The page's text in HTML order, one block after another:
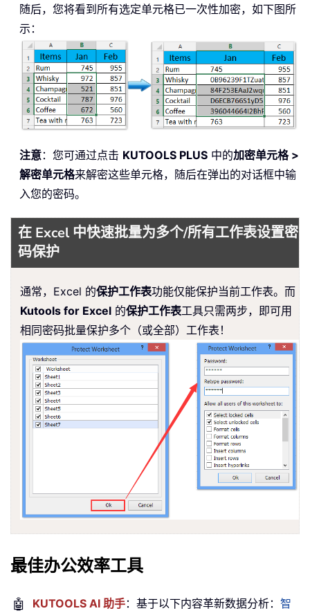
随后，您将看到所有选定单元格已一次性加密，如下图所
示：
注意：您可通过点击 KUTOOLS PLUS 中的加密单元格 >
解密单元格来解密这些单元格，随后在弹出的对话框中输
入您的密码。
在 Excel 中快速批量为多个/所有工作表设置密
码保护
通常，Excel 的保护工作表功能仅能保护当前工作表。而
Kutools for Excel 的保护工作表工具只需两步，即可用
相同密码批量保护多个（或全部）工作表！
最佳办公效率工具
🤖 KUTOOLS AI 助手：基于以下内容革新数据分析： 智